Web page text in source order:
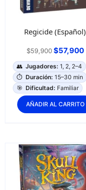
Regicide (Español)
$59,900 $57,900
👥 Jugadores: 1, 2, 2–4
⏱️ Duración: 15–30 min
🎯 Dificultad: Familiar
AÑADIR AL CARRITO